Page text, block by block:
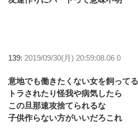
139: 2019/09/30(月) 20:59:08.06 0
意地でも働きたくない女を飼って
トラされたり怪我や病気したら
この旦那速攻捨てられるな
子供作らない方がいいだろこれ